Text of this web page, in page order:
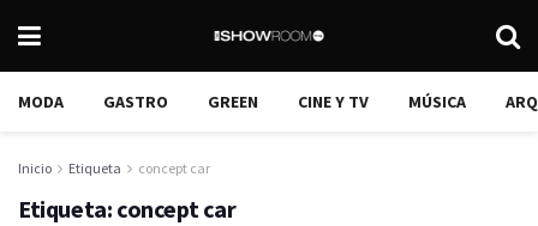
MODA GASTRO GREEN CINE Y TV MÚSICA
Inicio Etiqueta concept car
Etiqueta: concept car